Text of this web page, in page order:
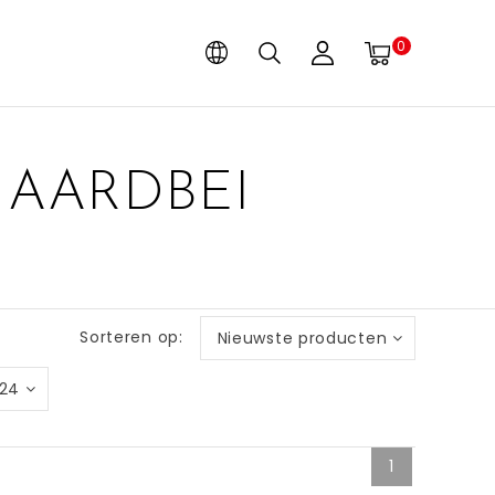
0
Sorteren op: Nieuwste producten
1